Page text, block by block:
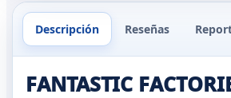
Descripción Reseñas
FANTASTIC